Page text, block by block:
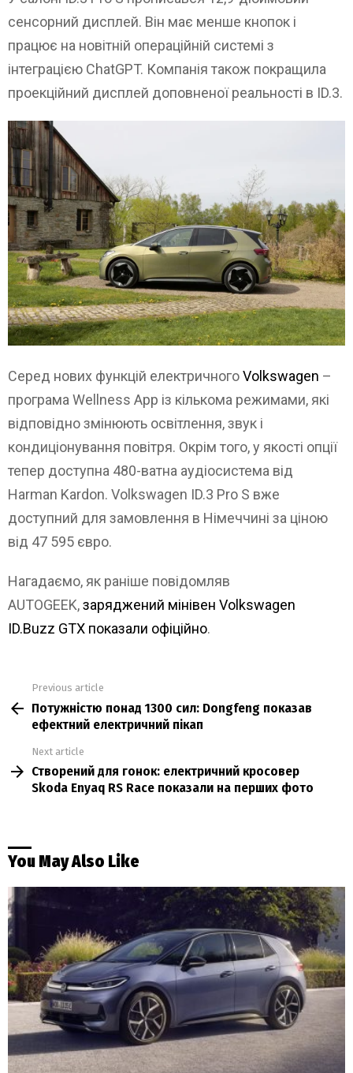
сенсорний дисплей. Він має менше кнопок і
працює на новітній операційній системі з
інтеграцією ChatGPT. Компанія також покращила
проекційний дисплей доповненої реальності в ID.3.
Серед нових функцій електричногоVolkswagen –
програма Wellness App із кількома режимами, які
відповідно змінюють освітлення, звук і
кондиціонування повітря. Окрім того, у якості опції
тепер доступна 480-ватна аудіосистема від
Harman Kardon. Volkswagen ID.3 Pro S вже
доступний для замовлення в Німеччині за ціною
від 47 595 євро.
Нагадаємо, як раніше повідомляв
AUTOGEEK,заряджений мінівен Volkswagen
ID.Buzz GTX показали офіційно.
more
Previous article
Потужністю понад 1300 сил: Dongfeng показав
ефектний електричний пікап
Next article
Створений для гонок: електричний кросовер
Skoda Enyaq RS Race показали на перших фото
You May Also Like